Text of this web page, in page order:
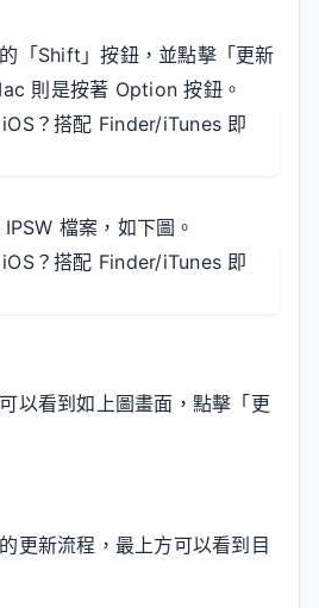
「Shift」按鈕，並點擊「更新
則是按著 Option 按鈕。
檔案，如下圖。
以看到如上圖畫面，點擊「更
更新流程，最上方可以看到目